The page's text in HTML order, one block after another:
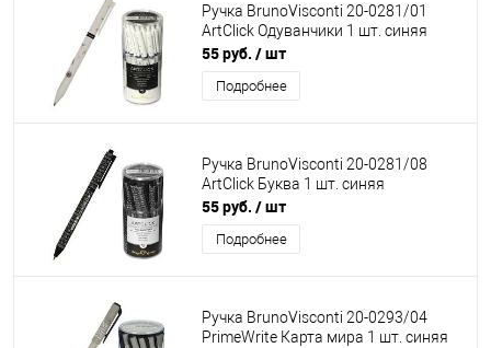
Ручка BrunoVisconti 20-0281/01
ArtСlick Одуванчики 1 шт. синяя
55 руб. / шт
Подробнее
Ручка BrunoVisconti 20-0281/08
ArtСlick Буква 1 шт. синяя
55 руб. / шт
Подробнее
Ручка BrunoVisconti 20-0293/04
PrimeWrite Карта мира 1 шт. синяя